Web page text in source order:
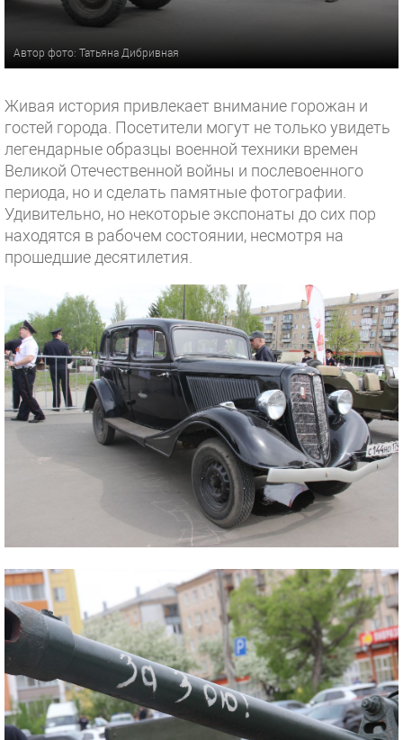
Автор фото: Татьяна Дибривная
Живая история привлекает внимание горожан и
гостей города. Посетители могут не только увидеть
легендарные образцы военной техники времен
Великой Отечественной войны и послевоенного
периода, но и сделать памятные фотографии.
Удивительно, но некоторые экспонаты до сих пор
находятся в рабочем состоянии, несмотря на
прошедшие десятилетия.